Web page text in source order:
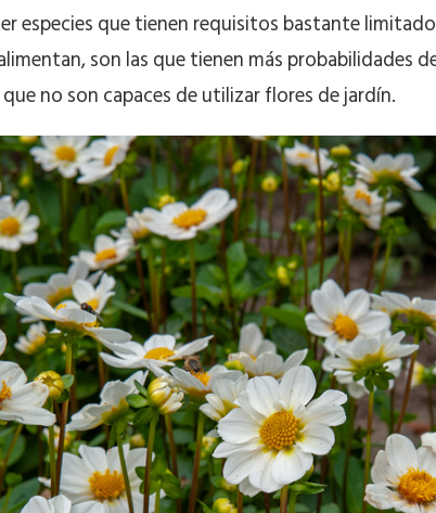
especies que tienen requisitos bastante
son las que tienen más probabilidades
no son capaces de utilizar flores de jardín.